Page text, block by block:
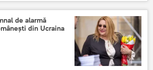
de alarmă
din Ucraina